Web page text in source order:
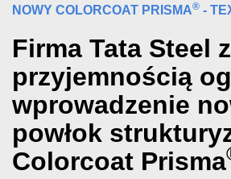
NOWY COLORCOAT PRISMA® -
Firma Tata Steel z
przyjemnością
wprowadzenie
powłok
Colorcoat Prisma